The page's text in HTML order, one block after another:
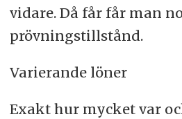
vidare. Då får får man
prövningstillstånd.
Varierande löner
Exakt hur mycket var